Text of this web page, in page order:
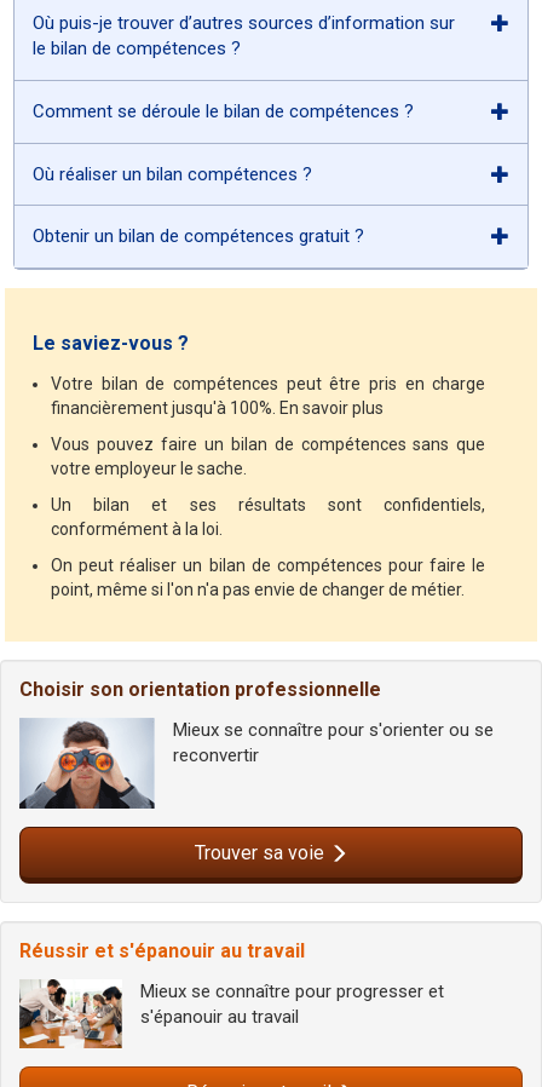
Où puis-je trouver d’autres sources d’information sur
le bilan de compétences ?
Comment se déroule le bilan de compétences ?
Où réaliser un bilan compétences ?
Obtenir un bilan de compétences gratuit ?
Le saviez-vous ?
Votre bilan de compétences peut être pris en charge
financièrement jusqu'à 100%. En savoir plus
Vous pouvez faire un bilan de compétences sans que
votre employeur le sache.
Un bilan et ses résultats sont confidentiels,
conformément à la loi.
On peut réaliser un bilan de compétences pour faire le
point, même si l'on n'a pas envie de changer de métier.
Choisir son orientation professionnelle
Mieux se connaître pour s'orienter ou se
reconvertir
Trouver sa voie
Réussir et s'épanouir au travail
Mieux se connaître pour progresser et
s'épanouir au travail